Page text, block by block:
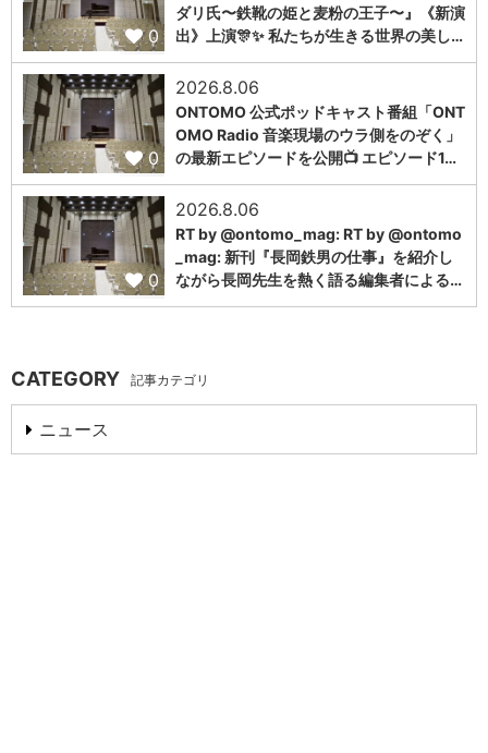
0
ダリ氏〜鉄靴の姫と麦粉の王子〜』《新演
出》上演🎊✨ 私たちが生きる世界の美し…
0
2026.8.06
ONTOMO 公式ポッドキャスト番組「ONT
OMO Radio 音楽現場のウラ側をのぞく」
の最新エピソードを公開📺 エピソード1…
0
2026.8.06
RT by @ontomo_mag: RT by @ontomo
_mag: 新刊『長岡鉄男の仕事』を紹介し
ながら長岡先生を熱く語る編集者による…
CATEGORY 記事カテゴリ
ニュース